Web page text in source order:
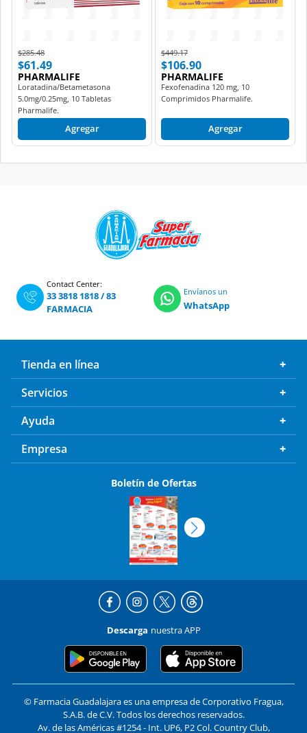
Price reduced from
$285.48to
$61.49
PHARMALIFE
Loratadina/Betametasona
5.0mg/0.25mg, 10 Tabletas
Pharmalife.
Agregar
Price reduced from
$449.17to
$106.90
PHARMALIFE
Fexofenadina 120 mg, 10
Comprimidos Pharmalife.
Agregar
Contact Center:
33 3818 1818/83
FARMACIA
Envíanos un
WhatsApp
Tienda en línea
Servicios
Ayuda
Empresa
Boletín de Ofertas
Descarga nuestra APP
© Farmacia Guadalajara es una empresa de Corporativo Fragua,
S.A.B. de C.V. Todos los derechos reservados.
Av. de las Américas #1254 - Int. UP6, P2 Col. Country Club,